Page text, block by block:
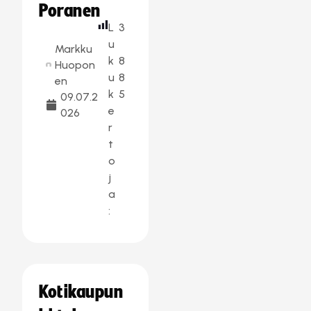
Poranen
Markku
Huopon
en
09.07.2
026
L
u
k
u
k
e
r
t
o
j
a
:
3
8
8
5
Kotikaupun